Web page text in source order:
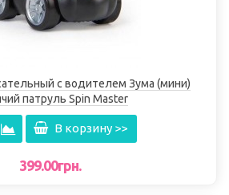
с водителем Зума (мини)
патруль Spin Master
В корзину >>
399.00грн.